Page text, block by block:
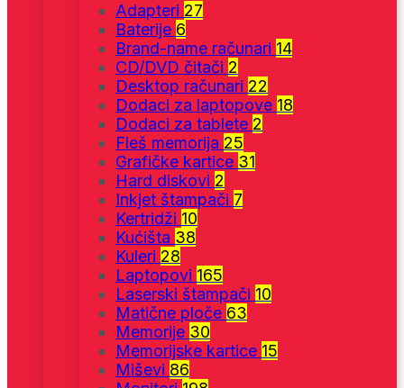
Adapteri 27
Baterije 6
Brand-name računari 14
CD/DVD čitači 2
Desktop računari 22
Dodaci za laptopove 18
Dodaci za tablete 2
Fleš memorija 25
Grafičke kartice 31
Hard diskovi 2
Inkjet štampači 7
Kertridži 10
Kućišta 38
Kuleri 28
Laptopovi 165
Laserski štampači 10
Matične ploče 63
Memorije 30
Memorijske kartice 15
Miševi 86